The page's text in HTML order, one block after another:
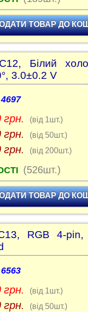
ТОВАР ДО
Білий
3.0±0.2 V
4697
грн. (від 1шт.)
грн. (від 50шт.)
грн. (від 200шт.)
(526шт.)
ТОВАР ДО
RGB 4-
6563
грн. (від 1шт.)
грн. (від 50шт.)